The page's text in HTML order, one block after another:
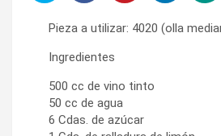
Pieza a utilizar: 4020 (olla
Ingredientes
500 cc de vino tinto
50 cc de agua
6 Cdas. de azúcar